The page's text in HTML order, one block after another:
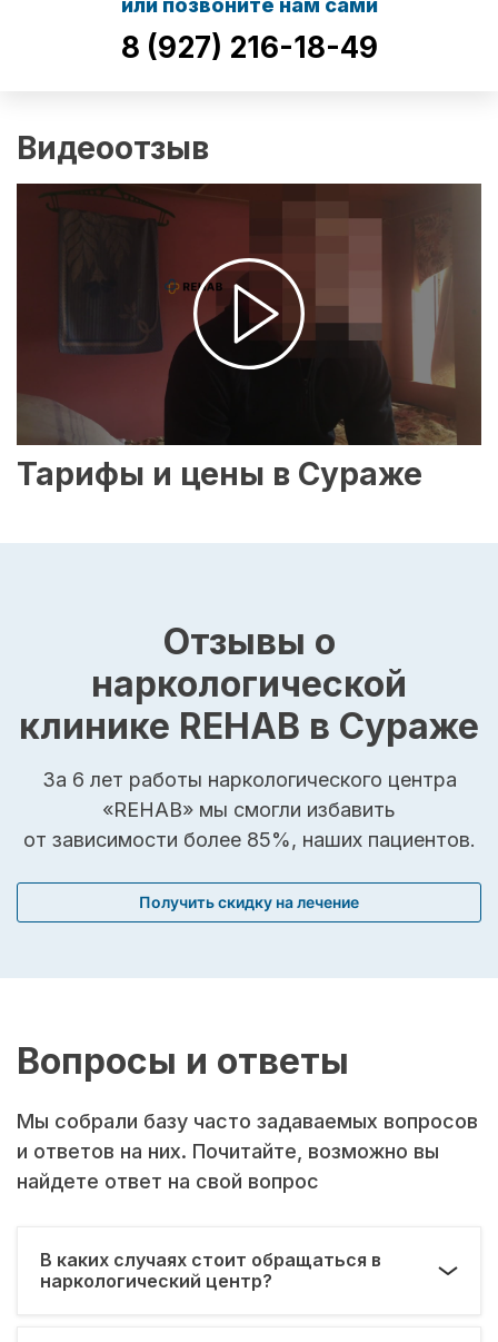
или позвоните нам сами
8 (927) 216-18-49
Видеоотзыв
Тарифы и цены в Сураже
Отзывы о
наркологической
клинике REHAB в Сураже
За 6 лет работы наркологического центра
«REHAB» мы смогли избавить
от зависимости более 85%, наших пациентов.
Получить скидку на лечение
Вопросы и ответы
Мы собрали базу часто задаваемых вопросов
и ответов на них. Почитайте, возможно вы
найдете ответ на свой вопрос
В каких случаях стоит обращаться в
наркологический центр?